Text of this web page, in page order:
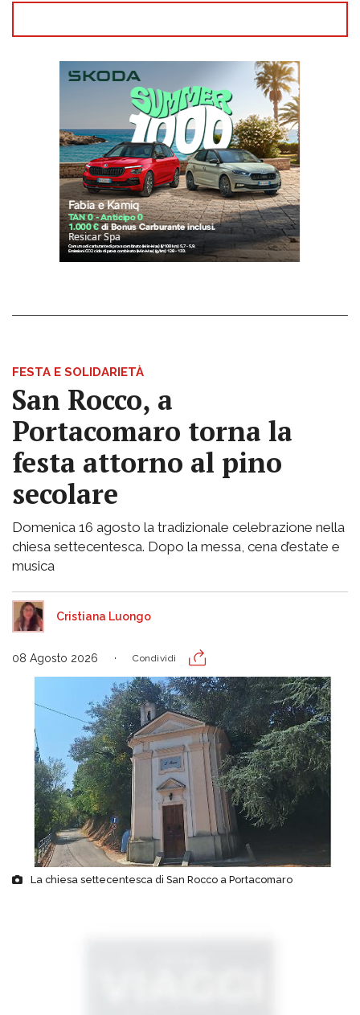
FESTA E SOLIDARIETÀ
San Rocco, a
Portacomaro torna la
festa attorno al pino
secolare
Domenica 16 agosto la tradizionale celebrazione nella
chiesa settecentesca. Dopo la messa, cena d’estate e
musica
Cristiana Luongo
08 Agosto 2026 Condividi
La chiesa settecentesca di San Rocco a Portacomaro